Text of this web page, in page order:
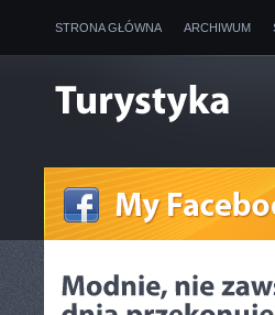
STRONA GŁÓWNA ARCHIWUM